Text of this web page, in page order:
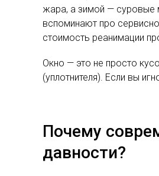
жара, а зимой — суровые
вспоминают про
стоимость реанимации
Окно — это не просто
(уплотнителя). Если вы
Почему
давности?